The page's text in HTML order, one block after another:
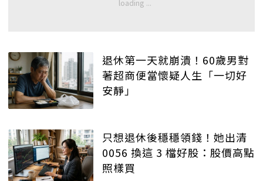
退休第一天就崩潰！60歲男對
著超商便當懷疑人生「一切好
安靜」
只想退休後穩穩領錢！她出清
0056 換這 3 檔好股：股價高點
照樣買